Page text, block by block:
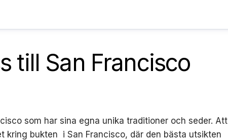
till San Francisco
som har sina egna unika traditioner och seder. Att
kring bukten i San Francisco, där den bästa utsikten